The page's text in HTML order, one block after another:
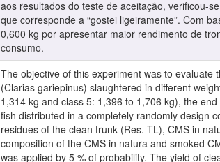
aos resultados do teste de aceitação, verificou-
que corresponde a “gostei ligeiramente”. Com
0,600 kg por apresentar maior rendimento de
consumo.
The objective of this experiment was to
(Clarias gariepinus) slaughtered in different
1,314 kg and class 5: 1,396 to 1,706 kg), the
fish distributed in a completely randomly design
residues of the clean trunk (Res. TL), CMS in
composition of the CMS in natura and smoked
was applied by 5 % of probability. The yield of